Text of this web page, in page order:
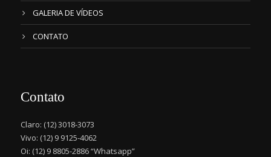
GALERIA DE VÍDEOS
CONTATO
Contato
Claro: (12) 3018-3073
Vivo: (12) 9 9125-4062
Oi: (12) 9 8805-2886 “Whatsapp”